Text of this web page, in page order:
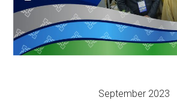
September 2023